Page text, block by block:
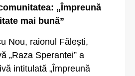
„Împreună
mai bună”
Nou, raionul Fălești,
„Raza Speranței” a
intitulată „Împreună